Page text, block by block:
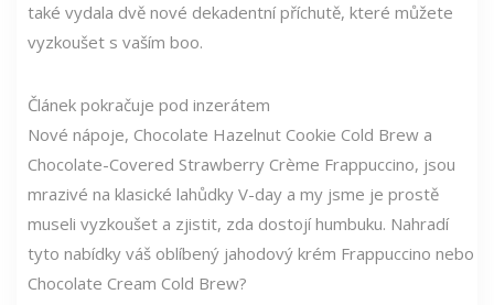
také vydala dvě nové dekadentní příchutě, které můžete
vyzkoušet s vaším boo.
Článek pokračuje pod inzerátem
Nové nápoje, Chocolate Hazelnut Cookie Cold Brew a
Chocolate-Covered Strawberry Crème Frappuccino, jsou
mrazivé na klasické lahůdky V-day a my jsme je prostě
museli vyzkoušet a zjistit, zda dostojí humbuku. Nahradí
tyto nabídky váš oblíbený jahodový krém Frappuccino nebo
Chocolate Cream Cold Brew?